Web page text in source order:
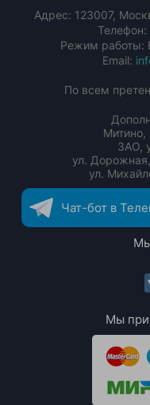
Адрес: 123007,
Телефон:
Режим работы:
Email:
По всем
Митино,
ЗАО,
ул.
ул.
Чат-бот в
Мы